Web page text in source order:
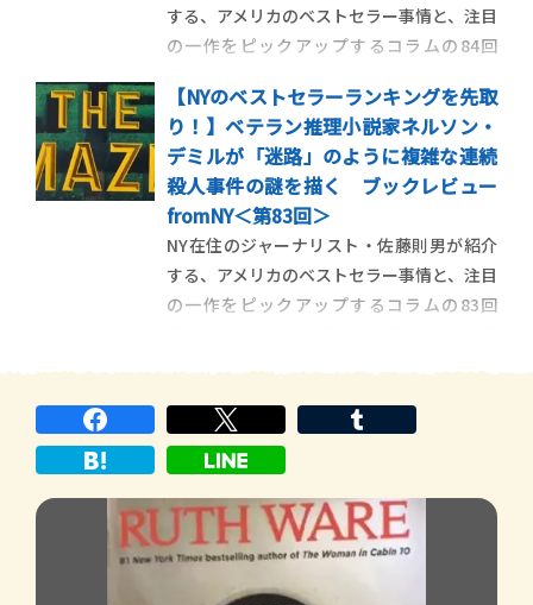
する、アメリカのベストセラー事情と、注目
の一作をピックアップするコラムの84回
と、性的マイノリティの人権擁護の活動家ジ
ェニファー・フィニィ・ボイランがタッグ
を組んで、重いテーマを描いた作品を紹介し
ます。 ＜第84回＞家庭内 […]
【NYのベストセラーランキングを先取
り！】ベテラン推理小説家ネルソン・
デミルが「迷路」のように複雑な連続
殺人事件の謎を描く ブックレビュー
fromNY＜第83回＞
NY在住のジャーナリスト・佐藤則男が紹介
する、アメリカのベストセラー事情と、注目
の一作をピックアップするコラムの83回
端な認識や行動とともにストーリーが展開
していく最新ミステリーを紹 […]